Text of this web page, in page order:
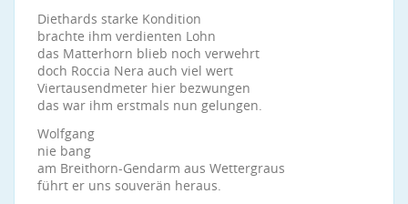
Diethards starke Kondition
brachte ihm verdienten Lohn
das Matterhorn blieb noch verwehrt
doch Roccia Nera auch viel wert
Viertausendmeter hier bezwungen
das war ihm erstmals nun gelungen.
Wolfgang
nie bang
am Breithorn-Gendarm aus Wettergraus
führt er uns souverän heraus.